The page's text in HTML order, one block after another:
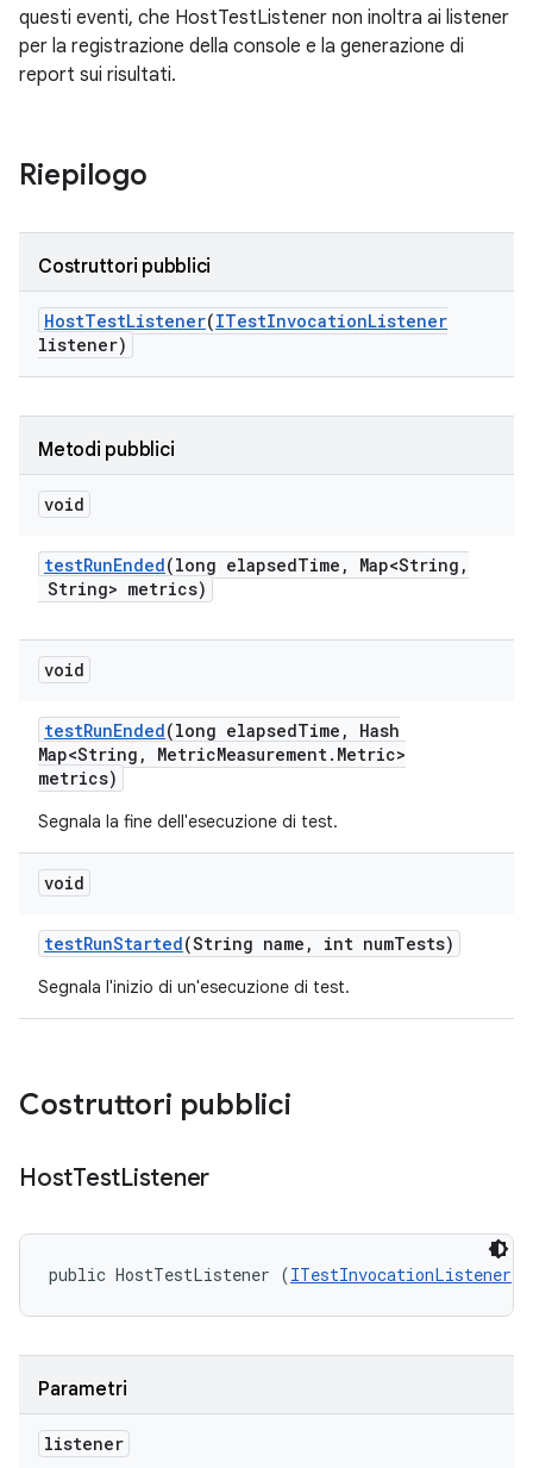
questi eventi, che HostTestListener non inoltra ai listener
per la registrazione della console e la generazione di
report sui risultati.
Riepilogo
Costruttori pubblici
HostTestListener(ITestInvocationListener
listener)
Metodi pubblici
void
testRunEnded(long elapsedTime , Map<String ,
String> metrics)
void
testRunEnded(long elapsedTime ,
Hash
Map<String , MetricMeasurement. Metric>
metrics)
Segnala la fine dell'esecuzione di test.
void
testRunStarted(String name , int numTests)
Segnala l'inizio di un'esecuzione di test.
Costruttori pubblici
HostTestListener
public HostTestListener (ITestInvocationListener
Parametri
listener